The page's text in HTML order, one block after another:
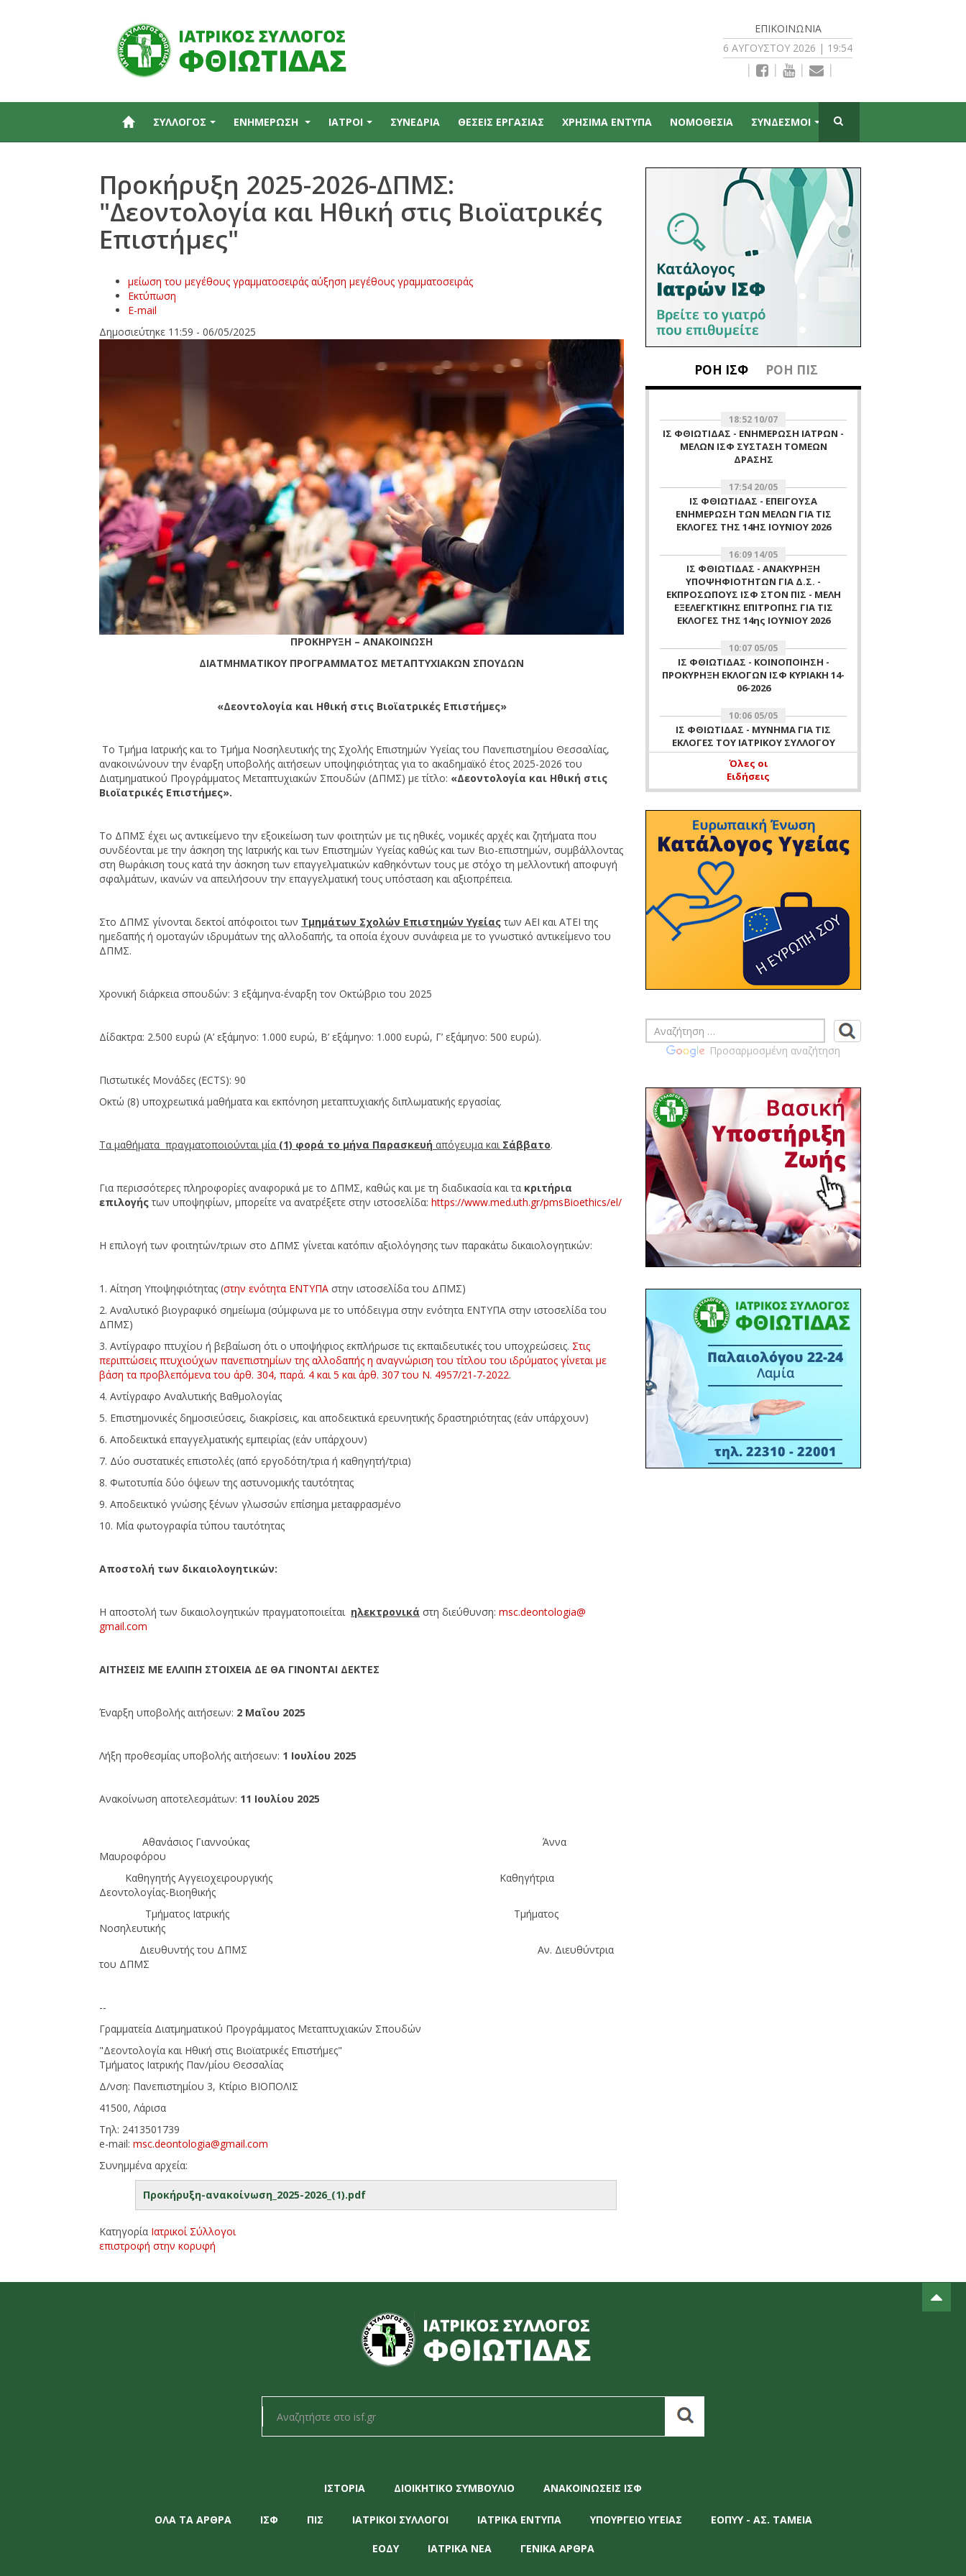
ΕΠΙΚΟΙΝΩΝΊΑ
6 ΑΥΓΟΎΣΤΟΥ 2026 | 19:54
| | | |
ΣΥΛΛΟΓΟΣ ΕΝΗΜΕΡΩΣΗ ΙΑΤΡΟΙ ΣΥΝΕΔΡΙΑ ΘΕΣΕΙΣ ΕΡΓΑΣΙΑΣ ΧΡΗΣΙΜΑ ΕΝΤΥΠΑ ΝΟΜΟΘΕΣΙΑ ΣΥΝΔΕΣΜΟΙ
Προκήρυξη 2025-2026-ΔΠΜΣ:
"Δεοντολογία και Ηθική στις Βιοϊατρικές
Επιστήμες"
μείωση του μεγέθους γραμματοσειράς αύξηση μεγέθους γραμματοσειράς
Εκτύπωση
E-mail
Δημοσιεύτηκε 11:59 - 06/05/2025
ΠΡΟΚΗΡΥΞΗ – ΑΝΑΚΟΙΝΩΣΗ
ΔΙΑΤΜΗΜΑΤΙΚΟΥ ΠΡΟΓΡΑΜΜΑΤΟΣ ΜΕΤΑΠΤΥΧΙΑΚΩΝ ΣΠΟΥΔΩΝ
«Δεοντολογία και Ηθική στις Βιοϊατρικές Επιστήμες»
Το Τμήμα Ιατρικής και το Τμήμα Νοσηλευτικής της Σχολής Επιστημών Υγείας του Πανεπιστημίου Θεσσαλίας,
ανακοινώνουν την έναρξη υποβολής αιτήσεων υποψηφιότητας για το ακαδημαϊκό έτος 2025-2026 του
Διατμηματικού Προγράμματος Μεταπτυχιακών Σπουδών (ΔΠΜΣ) με τίτλο: «Δεοντολογία και Ηθική στις
Βιοϊατρικές Επιστήμες».
Το ΔΠΜΣ έχει ως αντικείμενο την εξοικείωση των φοιτητών με τις ηθικές, νομικές αρχές και ζητήματα που
συνδέονται με την άσκηση της Ιατρικής και των Επιστημών Υγείας καθώς και των Βιο-επιστημών, συμβάλλοντας
στη θωράκιση τους κατά την άσκηση των επαγγελματικών καθηκόντων τους με στόχο τη μελλοντική αποφυγή
σφαλμάτων, ικανών να απειλήσουν την επαγγελματική τους υπόσταση και αξιοπρέπεια.
Στο ΔΠΜΣ γίνονται δεκτοί απόφοιτοι των Τμημάτων Σχολών Επιστημών Υγείας των ΑΕΙ και ΑΤΕΙ της
ημεδαπής ή ομοταγών ιδρυμάτων της αλλοδαπής, τα οποία έχουν συνάφεια με το γνωστικό αντικείμενο του
ΔΠΜΣ.
Χρονική διάρκεια σπουδών: 3 εξάμηνα-έναρξη τον Οκτώβριο του 2025
Δίδακτρα: 2.500 ευρώ (Α’ εξάμηνο: 1.000 ευρώ, Β’ εξάμηνο: 1.000 ευρώ, Γ’ εξάμηνο: 500 ευρώ).
Πιστωτικές Μονάδες (ECTS): 90
Οκτώ (8) υποχρεωτικά μαθήματα και εκπόνηση μεταπτυχιακής διπλωματικής εργασίας.
Τα μαθήματα πραγματοποιούνται μία (1) φορά το μήνα Παρασκευή απόγευμα και Σάββατο.
Για περισσότερες πληροφορίες αναφορικά με το ΔΠΜΣ, καθώς και με τη διαδικασία και τα κριτήρια
επιλογής των υποψηφίων, μπορείτε να ανατρέξετε στην ιστοσελίδα: https://www.med.uth.gr/pmsBioethics/el/
Η επιλογή των φοιτητών/τριων στο ΔΠΜΣ γίνεται κατόπιν αξιολόγησης των παρακάτω δικαιολογητικών:
1. Αίτηση Υποψηφιότητας (στην ενότητα ΕΝΤΥΠΑ στην ιστοσελίδα του ΔΠΜΣ)
2. Αναλυτικό βιογραφικό σημείωμα (σύμφωνα με το υπόδειγμα στην ενότητα ΕΝΤΥΠΑ στην ιστοσελίδα του
ΔΠΜΣ)
3. Αντίγραφο πτυχίου ή βεβαίωση ότι ο υποψήφιος εκπλήρωσε τις εκπαιδευτικές του υποχρεώσεις. Στις
περιπτώσεις πτυχιούχων πανεπιστημίων της αλλοδαπής η αναγνώριση του τίτλου του ιδρύματος γίνεται με
βάση τα προβλεπόμενα του άρθ. 304, παρά. 4 και 5 και άρθ. 307 του Ν. 4957/21-7-2022.
4. Αντίγραφο Αναλυτικής Βαθμολογίας
5. Επιστημονικές δημοσιεύσεις, διακρίσεις, και αποδεικτικά ερευνητικής δραστηριότητας (εάν υπάρχουν)
6. Αποδεικτικά επαγγελματικής εμπειρίας (εάν υπάρχουν)
7. Δύο συστατικές επιστολές (από εργοδότη/τρια ή καθηγητή/τρια)
8. Φωτοτυπία δύο όψεων της αστυνομικής ταυτότητας
9. Αποδεικτικό γνώσης ξένων γλωσσών επίσημα μεταφρασμένο
10. Μία φωτογραφία τύπου ταυτότητας
Αποστολή των δικαιολογητικών:
Η αποστολή των δικαιολογητικών πραγματοποιείται ηλεκτρονικά στη διεύθυνση: msc.deontologia@
gmail.com
ΑΙΤΗΣΕΙΣ ΜΕ ΕΛΛΙΠΗ ΣΤΟΙΧΕΙΑ ΔΕ ΘΑ ΓΙΝΟΝΤΑΙ ΔΕΚΤΕΣ
Έναρξη υποβολής αιτήσεων: 2 Μαΐου 2025
Λήξη προθεσμίας υποβολής αιτήσεων: 1 Ιουλίου 2025
Ανακοίνωση αποτελεσμάτων: 11 Ιουλίου 2025
Αθανάσιος Γιαννούκας Άννα
Μαυροφόρου
Καθηγητής Αγγειοχειρουργικής Καθηγήτρια
Δεοντολογίας-Βιοηθικής
Τμήματος Ιατρικής Τμήματος
Νοσηλευτικής
Διευθυντής του ΔΠΜΣ Αν. Διευθύντρια
του ΔΠΜΣ
--
Γραμματεία Διατμηματικού Προγράμματος Μεταπτυχιακών Σπουδών
"Δεοντολογία και Ηθική στις Βιοϊατρικές Επιστήμες"
Τμήματος Ιατρικής Παν/μίου Θεσσαλίας
Δ/νση: Πανεπιστημίου 3, Κτίριο ΒΙΟΠΟΛΙΣ
41500, Λάρισα
Τηλ: 2413501739
e-mail: msc.deontologia@gmail.com
Συνημμένα αρχεία:
Προκήρυξη-ανακοίνωση_2025-2026_(1).pdf
Κατηγορία Ιατρικοί Σύλλογοι
επιστροφή στην κορυφή
ΡΟΗ ΙΣΦ ΡΟΗ ΠΙΣ
18:52 10/07
ΙΣ ΦΘΙΩΤΙΔΑΣ - ΕΝΗΜΕΡΩΣΗ ΙΑΤΡΩΝ -
ΜΕΛΩΝ ΙΣΦ ΣΥΣΤΑΣΗ ΤΟΜΕΩΝ
ΔΡΑΣΗΣ
17:54 20/05
ΙΣ ΦΘΙΩΤΙΔΑΣ - ΕΠΕΙΓΟΥΣΑ
ΕΝΗΜΕΡΩΣΗ ΤΩΝ ΜΕΛΩΝ ΓΙΑ ΤΙΣ
ΕΚΛΟΓΕΣ ΤΗΣ 14ΗΣ ΙΟΥΝΙΟΥ 2026
16:09 14/05
ΙΣ ΦΘΙΩΤΙΔΑΣ - ΑΝΑΚΥΡΗΞΗ
ΥΠΟΨΗΦΙΟΤΗΤΩΝ ΓΙΑ Δ.Σ. -
ΕΚΠΡΟΣΩΠΟΥΣ ΙΣΦ ΣΤΟΝ ΠΙΣ - ΜΕΛΗ
ΕΞΕΛΕΓΚΤΙΚΗΣ ΕΠΙΤΡΟΠΗΣ ΓΙΑ ΤΙΣ
ΕΚΛΟΓΕΣ ΤΗΣ 14ης ΙΟΥΝΙΟΥ 2026
10:07 05/05
ΙΣ ΦΘΙΩΤΙΔΑΣ - ΚΟΙΝΟΠΟΙΗΣΗ -
ΠΡΟΚΥΡΗΞΗ ΕΚΛΟΓΩΝ ΙΣΦ ΚΥΡΙΑΚΗ 14-
06-2026
10:06 05/05
ΙΣ ΦΘΙΩΤΙΔΑΣ - ΜΥΝΗΜΑ ΓΙΑ ΤΙΣ
ΕΚΛΟΓΕΣ ΤΟΥ ΙΑΤΡΙΚΟΥ ΣΥΛΛΟΓΟΥ
ΦΘΙΩΤΙΔΑΣ ΤΗΣ 14 ΙΟΥΝΙΟΥ 2026
11:51 16/04
ΕΚΛΟΓΗ ΜΕΛΟΥΣ ΕΞΕΛΕΓΚΤΙΚΗΣ
ΕΠΙΤΡΟΠΗΣ ΙΣΦ 16 ΑΠΡΙΛΙΟΥ 2026 -
ΕΝΗΜΕΡΩΣΗ ΜΗ ΛΕΙΤΟΥΡΓΙΑΣ
ΓΡΑΦΕΙΩΝ ΙΣΦ ΤΗΝ 16-04-2026 ΛΟΓΩ
ΔΙΕΝΕΡΓΕΙΑΣ ΑΡΧΑΙΡΕΣΙΩΝ ΤΟΥ
ΣΥΛΛΟΓΟΥ
10:37 11/04
ΙΣ ΦΘΙΩΤΙΔΑΣ - ΕΥΧΕΣ
11:47 07/04
ΙΣ ΦΘΙΩΤΙΔΑΣ - ΠΡΟΣΚΛΗΣΗ ΓΙΑ
ΠΡΑΓΜΑΤΟΠΟΙΗΣΗ
ΕΚΛΟΓΟΑΠΟΛΟΓΙΣΤΙΚΗΣ ΓΕΝΙΚΗΣ
ΙΣ ΦΘΙΩΤΙΔΑΣ - ΚΟΙΝΟΠΟΙΗΣΗ
ΕΓΓΡΑΦΩΝ ΠΙΣ ΣΧΕΤΙΚΑ ΜΕ ΤΗΝ
ΙΟΥΝΙΟΥ 2026 ΠΡΟΣ ΕΝΗΜΕΡΩΣΗ ΣΑΣ
14:39 03/04
ΙΣ ΦΘΙΩΤΙΔΑΣ - ΠΡΟΣΚΛΗΣΗ ΓΙΑ
ΕΤΗΣΙΑ ΓΕΝΙΚΗ ΣΥΝΕΛΕΥΣΗ ΙΣΦ
ΤΕΤΑΡΤΗ 22-04-2026 19:00 Μ.Μ.
14:02 02/04
ΙΣ ΦΘΙΩΤΙΔΑΣ - ΚΟΙΝΟΠΟΙΗΣΗ
ΠΡΟΚΥΡΗΞΗΣ ΓΙΑ ΔΙΕΝΕΡΓΕΙΑ ΕΚΛΟΓΩΝ
ΓΙΑ ΑΝΑΠΛΗΡΩΣΗ ΜΕΛΟΥΣ
ΕΞΕΛΕΓΚΤΙΚΗΣ ΕΠΙΤΡΟΠΗΣ
11:03 30/03
πάνελ του Επιμελητηρίου
Φθιώτιδας στο STAR FORUM IV
15:38 13/03
ΙΣ ΦΘΙΩΤΙΔΑΣ - ΔΕΛΤΙΟ ΤΥΠΟΥ -
ΣΥΝΔΙΟΡΓΑΝΩΣΗ ΕΝΗΜΕΡΩΤΙΚΗΣ
ΕΚΔΗΛΩΣΗ ΙΣΦ ΜΕ ΠΟΛΙΤΙΣΤΙΚΟ
ΣΥΛΛΟΓΟ Μ. ΒΡΥΣΗΣ- 16-03-2026
ΑΙΘΟΥΣΑ ΠΟΛΛΑΠΛΩΝ ΧΡΗΣΕΩΝ Μ.
ΒΡΥΣΗΣ - ΩΡΑ 18:30Μ.Μ.
14:22 06/03
ΠΡΟΣΚΛΗΣ ΣΕ ΕΚΔΗΛΩΣΗ
Όλες οι
Ειδήσεις
Προσαρμοσμένη αναζήτηση
ΙΣΤΟΡΙΑ ΔΙΟΙΚΗΤΙΚΟ ΣΥΜΒΟΥΛΙΟ ΑΝΑΚΟΙΝΩΣΕΙΣ ΙΣΦ
ΟΛΑ ΤΑ ΑΡΘΡΑ ΙΣΦ ΠΙΣ ΙΑΤΡΙΚΟΙ ΣΥΛΛΟΓΟΙ ΙΑΤΡΙΚΑ ΕΝΤΥΠΑ ΥΠΟΥΡΓΕΙΟ ΥΓΕΙΑΣ ΕΟΠΥΥ - ΑΣ. ΤΑΜΕΙΑ
ΕΟΔΥ ΙΑΤΡΙΚΑ ΝΕΑ ΓΕΝΙΚΑ ΑΡΘΡΑ